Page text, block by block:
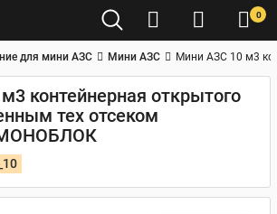
0
для мини АЗС Мини АЗС Мини АЗС 10 м3
контейнерная открытого
тех отсеком
МОНОБЛОК